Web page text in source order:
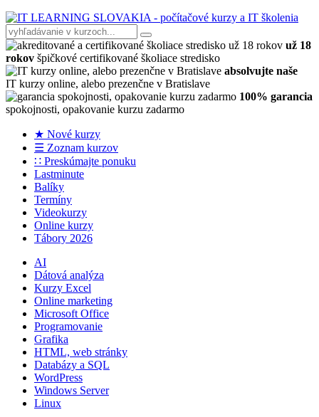
už 18
rokov špičkové certifikované školiace stredisko
absolvujte naše
IT kurzy online, alebo prezenčne v Bratislave
100% garancia
spokojnosti, opakovanie kurzu zadarmo
★ Nové kurzy
☰ Zoznam kurzov
∷ Preskúmajte ponuku
Lastminute
Balíky
Termíny
Videokurzy
Online kurzy
Tábory 2026
AI
Dátová analýza
Kurzy Excel
Online marketing
Microsoft Office
Programovanie
Grafika
HTML, web stránky
Databázy a SQL
WordPress
Windows Server
Linux